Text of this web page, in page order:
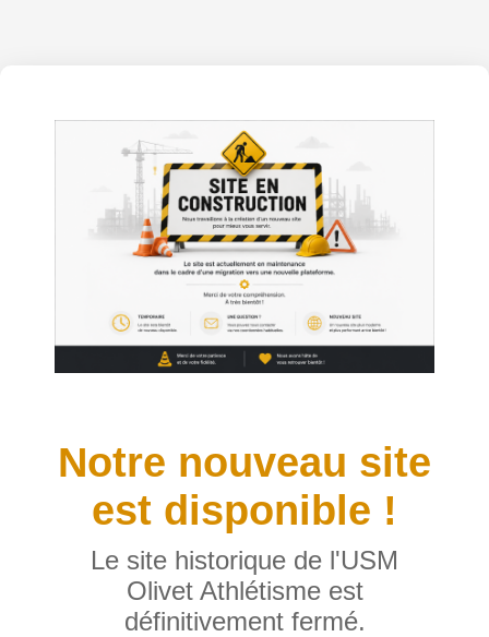
Notre nouveau site
est disponible !
Le site historique de l'USM
Olivet Athlétisme est
définitivement fermé.